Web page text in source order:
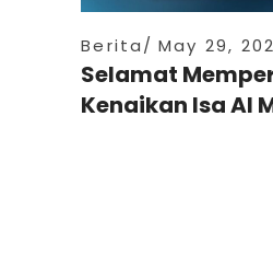
Berita May 29,
Selamat
Kenaikan Isa Al